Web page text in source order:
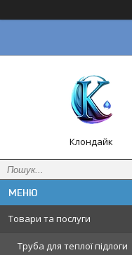
Клондайк
Товари та послуги
Труба для теплої підлоги